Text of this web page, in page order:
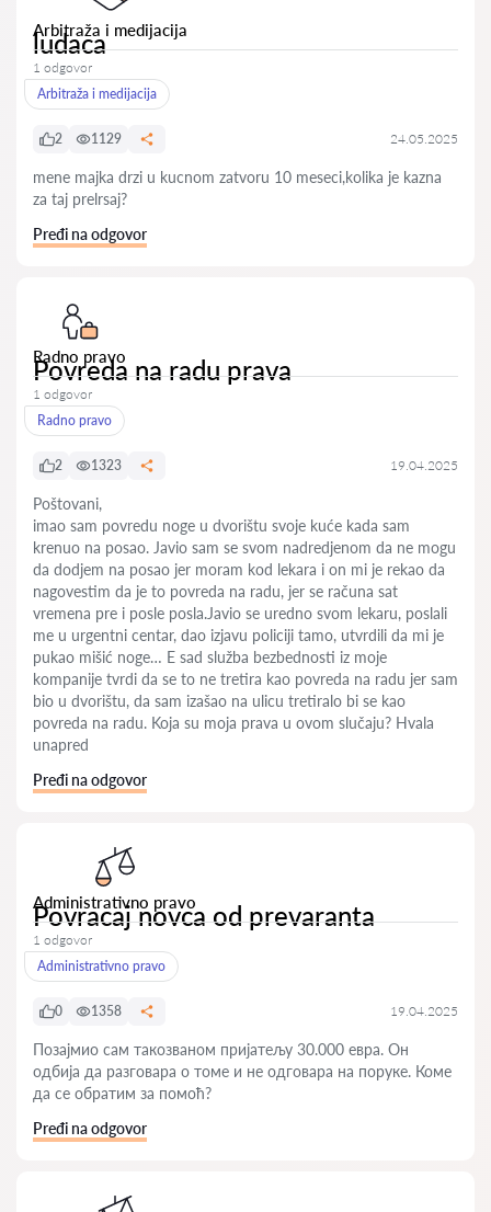
Arbitraža i medijacija
ludaca
1 odgovor
Arbitraža i medijacija
2 1129 24.05.2025
mene majka drzi u kucnom zatvoru 10 meseci,kolika je kazna
za taj prelrsaj?
Pređi na odgovor
Radno pravo
Povreda na radu prava
1 odgovor
Radno pravo
2 1323 19.04.2025
Poštovani,
imao sam povredu noge u dvorištu svoje kuće kada sam
krenuo na posao. Javio sam se svom nadredjenom da ne mogu
da dodjem na posao jer moram kod lekara i on mi je rekao da
nagovestim da je to povreda na radu, jer se računa sat
vremena pre i posle posla.Javio se uredno svom lekaru, poslali
me u urgentni centar, dao izjavu policiji tamo, utvrdili da mi je
pukao mišić noge… E sad služba bezbednosti iz moje
kompanije tvrdi da se to ne tretira kao povreda na radu jer sam
bio u dvorištu, da sam izašao na ulicu tretiralo bi se kao
povreda na radu. Koja su moja prava u ovom slučaju? Hvala
unapred
Pređi na odgovor
Administrativno pravo
Povracaj novca od prevaranta
1 odgovor
Administrativno pravo
0 1358 19.04.2025
Позајмио сам такозваном пријатељу 30.000 евра. Он
одбија да разговара о томе и не одговара на поруке. Коме
да се обратим за помоћ?
Pređi na odgovor